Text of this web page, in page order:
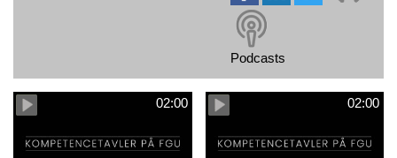
Podcasts
02:00 02:00